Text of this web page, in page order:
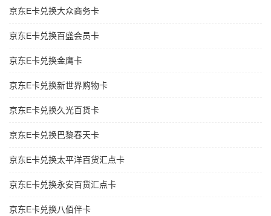
京东E卡兑换大众商务卡
京东E卡兑换百盛会员卡
京东E卡兑换金鹰卡
京东E卡兑换新世界购物卡
京东E卡兑换久光百货卡
京东E卡兑换巴黎春天卡
京东E卡兑换太平洋百货汇点卡
京东E卡兑换永安百货汇点卡
京东E卡兑换八佰伴卡